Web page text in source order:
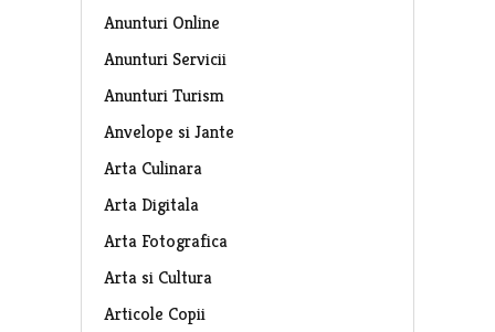
Anunturi Online
Anunturi Servicii
Anunturi Turism
Anvelope si Jante
Arta Culinara
Arta Digitala
Arta Fotografica
Arta si Cultura
Articole Copii